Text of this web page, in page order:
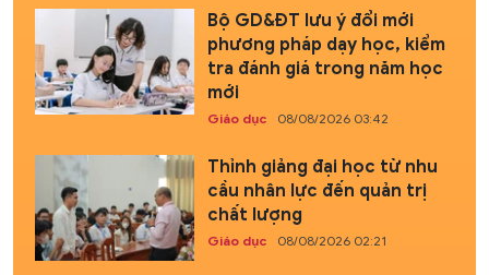
Bộ GD&ĐT lưu ý đổi mới
phương pháp dạy học, kiểm
tra đánh giá trong năm học
mới
Giáo dục 08/08/2026 03:42
Thỉnh giảng đại học từ nhu
cầu nhân lực đến quản trị
chất lượng
Giáo dục 08/08/2026 02:21